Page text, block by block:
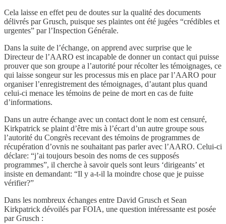
Cela laisse en effet peu de doutes sur la qualité des documents
délivrés par Grusch, puisque ses plaintes ont été jugées “crédibles et
urgentes” par l’Inspection Générale.
Dans la suite de l’échange, on apprend avec surprise que le
Directeur de l’AARO est incapable de donner un contact qui puisse
prouver que son groupe a l’autorité pour récolter les témoignages, ce
qui laisse songeur sur les processus mis en place par l’AARO pour
organiser l’enregistrement des témoignages, d’autant plus quand
celui-ci menace les témoins de peine de mort en cas de fuite
d’informations.
Dans un autre échange avec un contact dont le nom est censuré,
Kirkpatrick se plaint d’être mis à l’écart d’un autre groupe sous
l’autorité du Congrès recevant des témoins de programmes de
récupération d’ovnis ne souhaitant pas parler avec l’AARO. Celui-ci
déclare: “j’ai toujours besoin des noms de ces supposés
programmes”, il cherche à savoir quels sont leurs ‘dirigeants’ et
insiste en demandant: “Il y a-t-il la moindre chose que je puisse
vérifier?”
Dans les nombreux échanges entre David Grusch et Sean
Kirkpatrick dévoilés par FOIA, une question intéressante est posée
par Grusch :